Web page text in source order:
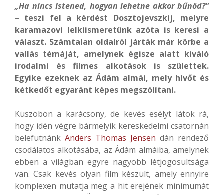
„Ha nincs Istened, hogyan lehetne akkor bűnöd?”
– teszi fel a kérdést Dosztojevszkij, melyre
karamazovi lelkiismeretünk azóta is keresi a
választ. Számtalan oldalról járták már körbe a
vallás témáját, amelynek égisze alatt kiváló
irodalmi és filmes alkotások is születtek.
Egyike ezeknek az Ádám almái, mely hívőt és
kétkedőt egyaránt képes megszólítani.
Küszöbön a karácsony, de kevés esélyt látok rá,
hogy idén végre bármelyik kereskedelmi csatornán
belefutnánk Anders Thomas Jensen dán rendező
csodálatos alkotásába, az Ádám almáiba, amelynek
ebben a világban egyre nagyobb létjogosultsága
van. Csak kevés olyan film készült, amely ennyire
komplexen mutatja meg a hit erejének minimumát